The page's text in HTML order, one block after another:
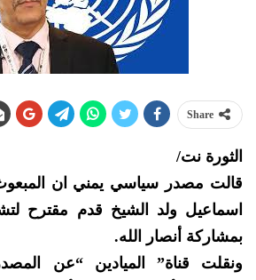
Share
الثورة نت/
قالت مصدر سياسي يمني ان
اسماعيل ولد الشيخ قدم مقترح
بمشاركة أنصار الله.
ونقلت قناة” الميادين “عن